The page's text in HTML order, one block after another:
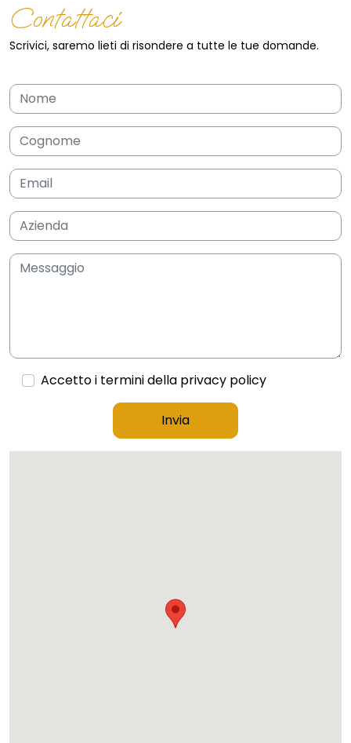
Contattaci
Scrivici, saremo lieti di risondere a tutte le tue domande.
Accetto i termini della privacy policy